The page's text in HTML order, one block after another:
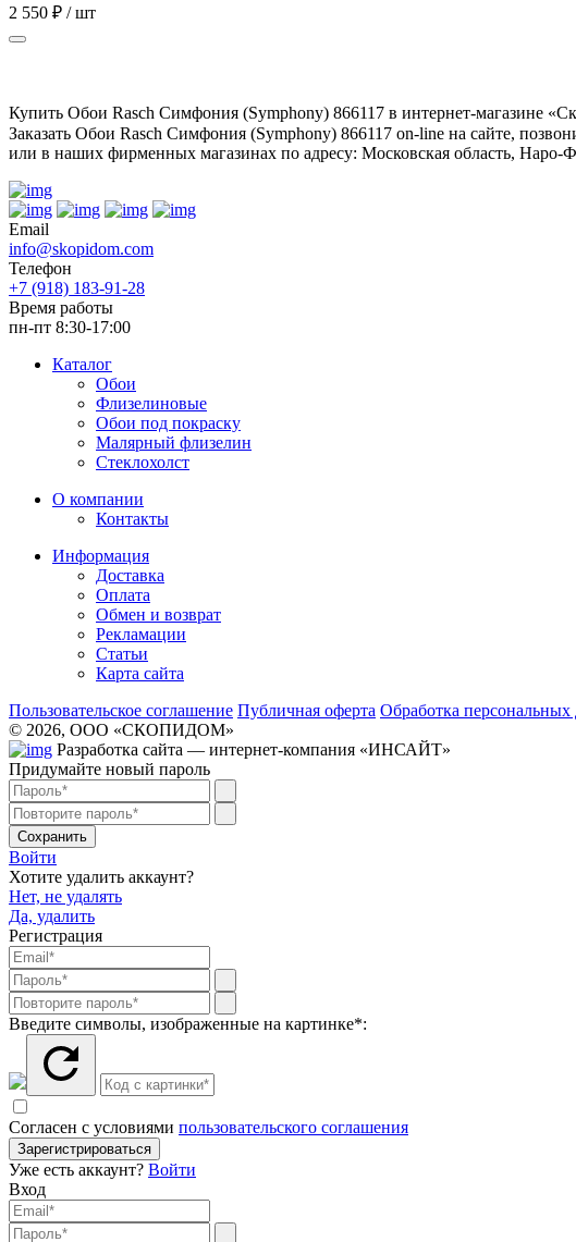
2 550 ₽ / шт
Купить Обои Rasch Симфония (Symphony) 866117 в интернет-магазине
Заказать Обои Rasch Симфония (Symphony) 866117 on-line на сайте,
или в наших фирменных магазинах по адресу: Московская область,
Email
info@skopidom.com
Телефон
+7 (918) 183-91-28
Время работы
пн-пт 8:30-17:00
Каталог
Обои
Флизелиновые
Обои под покраску
Малярный флизелин
Стеклохолст
О компании
Контакты
Информация
Доставка
Оплата
Обмен и возврат
Рекламации
Статьи
Карта сайта
Пользовательское соглашение Публичная оферта Обработка
© 2026, ООО «СКОПИДОМ»
Разработка сайта — интернет-компания «ИНСАЙТ»
Придумайте новый пароль
Сохранить
Войти
Хотите удалить аккаунт?
Нет, не удалять
Да, удалить
Регистрация
Введите символы, изображенные на картинке*:
Согласен с условиями пользовательского соглашения
Зарегистрироваться
Уже есть аккаунт? Войти
Вход